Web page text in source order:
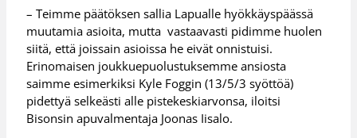
– Teimme päätöksen sallia Lapualle hyökkäyspäässä
muutamia asioita, mutta vastaavasti pidimme huolen
siitä, että joissain asioissa he eivät onnistuisi.
Erinomaisen joukkuepuolustuksemme ansiosta
saimme esimerkiksi Kyle Foggin (13/5/3 syöttöä)
pidettyä selkeästi alle pistekeskiarvonsa, iloitsi
Bisonsin apuvalmentaja Joonas Iisalo.